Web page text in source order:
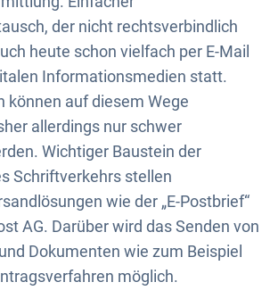
der nicht rechtsverbindlich
heute schon vielfach per E-Mail
Informationsmedien statt.
können auf diesem Wege
allerdings nur schwer
Wichtiger Baustein der
Schriftverkehrs stellen
wie der „E-Postbrief“
AG. Darüber wird das Senden von
Dokumenten wie zum Beispiel
möglich.